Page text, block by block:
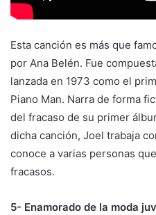
Esta canción es más que
por Ana Belén. Fue
lanzada en 1973 como el
Piano Man. Narra de forma
del fracaso de su primer
dicha canción, Joel trabaja
conoce a varias personas
fracasos.
5- Enamorado de la moda